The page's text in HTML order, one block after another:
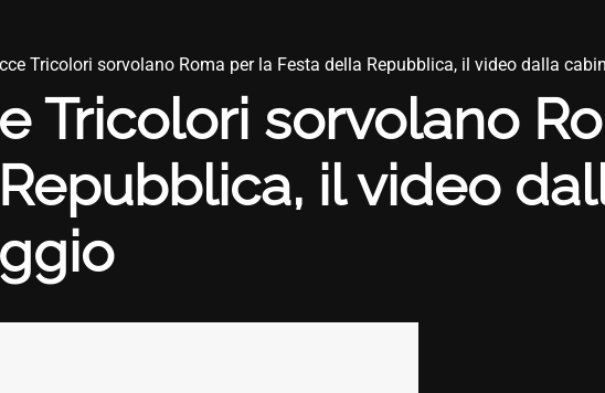
Tricolori sorvolano Roma per la Festa della Repubblica, il video dalla
Tricolori sorvolano
il video